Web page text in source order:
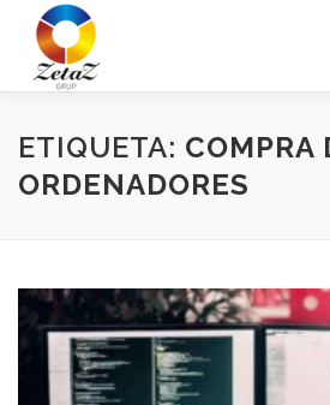
contenido
HOME SERVICIOS BLOG
ETIQUETA: COMPRA
ORDENADORES